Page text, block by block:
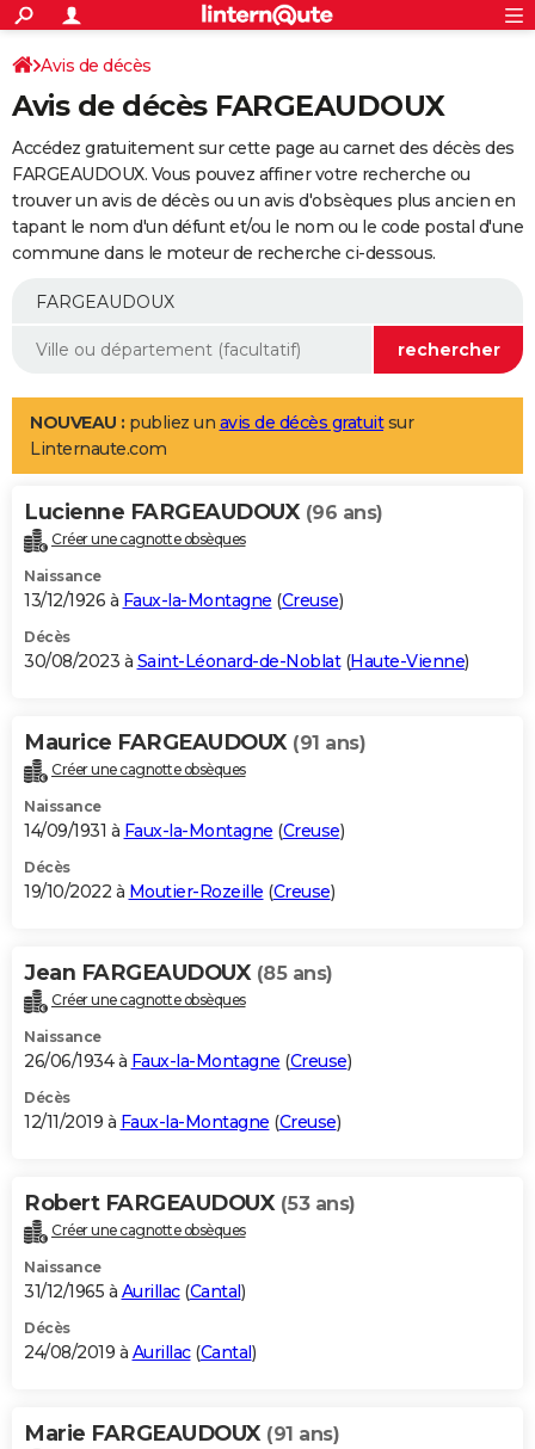
ACTUALITÉS
Politique
Société
Faits Divers
Education
Monde
Villes
+
SPORT
Coupe du monde 2026
Football
Tennis
Cyclisme
Rugby
Forum
Programme TV
TNT
Streaming
Cinéma
Sorties cinéma
Musique
+
FINANCE
Retraite
Epargne
Immobilier
Risques naturels par ville
Assurance
AUTO
Essais
Réserver un essai
Citadines
Berlines
SUV
Forum auto
+
Mobiles
Meilleur smartphone
Internet
Ordinateurs
Jeux vidéo
Guide high-tech
Aménagement intérieur
LIFESTYLE
Art de vivre
Bien-être
Loisirs
Mode
Modes de vie
Alimentation
Guide de la santé
Maladies
Médicaments
Sommeil
VOYAGE
Destinations
City break
Voyage nature
Voyage de noces
Forum
Climat
+PHOTO
GUIDES D'ACHAT
BONS PLANS
Carte de Noël
Carte Bonne année
Carte Saint-Valentin
Carte Pâques
Carte d'anniversaire
DICTIONNAIRE
Dictionnaire
Biographies
Citations
Expressions
Proverbes
PROGRAMME TV
S'inscrire
Se connecter
Lycées
Collèges
Primaires
Universités
Entreprises
Service militaire
Avis de recherche
AVIS DE DÉCÈS
Bricolage
Lifestyle
Culture
Sport
Auto
Television
Voyage
Cinema
Avis de décès
Avis de décès FARGEAUDOUX
Accédez gratuitement sur cette page au carnet des décès des
FARGEAUDOUX. Vous pouvez affiner votre recherche ou
trouver un avis de décès ou un avis d'obsèques plus ancien en
tapant le nom d'un défunt et/ou le nom ou le code postal d'une
commune dans le moteur de recherche ci-dessous.
NOUVEAU : publiez un avis de décès gratuitsur
Linternaute.com
Lucienne FARGEAUDOUX (96 ans)
Créer une cagnotte obsèques
Naissance
13/12/1926 à Faux-la-Montagne (Creuse)
Décès
30/08/2023 à Saint-Léonard-de-Noblat(Haute-Vienne)
Maurice FARGEAUDOUX (91 ans)
Créer une cagnotte obsèques
Naissance
14/09/1931 à Faux-la-Montagne (Creuse)
Décès
19/10/2022 à Moutier-Rozeille (Creuse)
Jean FARGEAUDOUX (85 ans)
Créer une cagnotte obsèques
Naissance
26/06/1934 à Faux-la-Montagne (Creuse)
Décès
12/11/2019 à Faux-la-Montagne (Creuse)
Robert FARGEAUDOUX (53 ans)
Créer une cagnotte obsèques
Naissance
31/12/1965 à Aurillac(Cantal)
Décès
24/08/2019 à Aurillac(Cantal)
Marie FARGEAUDOUX (91 ans)